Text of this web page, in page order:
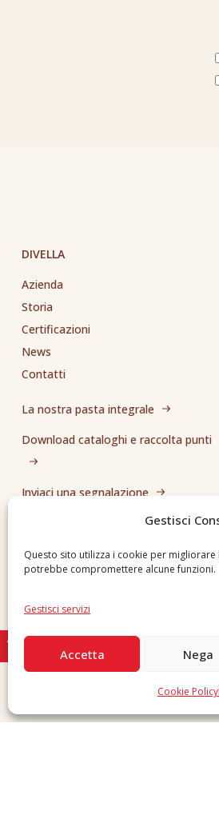
Gestisci
Questo sito utilizza i cookie per
potrebbe compromettere alcune funzioni.
Gestisci servizi
Accetta Nega
Cookie Policy
DIVELLA
Azienda
Storia
Certificazioni
News
Contatti
La nostra pasta integrale
Download cataloghi e raccolta punti
Inviaci una segnalazione
Copyright © 2026 F. Divella S.p.A. - P.IVA